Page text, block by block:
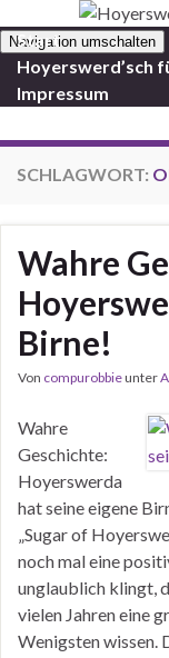
Navigation umschalten
Start
Hoyerswerd’sch
Impressum
SCHLAGWORT:
Wahre
Birne!
Von compurobbieunter
Wahre
Geschichte:
Hoyerswerda
hat seine eigene
„Sugar of
noch mal eine
unglaublich klingt,
vielen Jahren eine
Wenigsten wissen.